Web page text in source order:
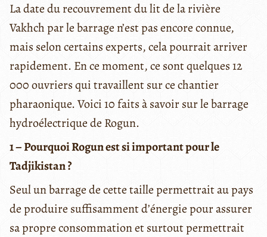
La date du recouvrement du lit de la rivière
Vakhch par le barrage n’est pas encore connue,
mais selon certains experts, cela pourrait arriver
rapidement. En ce moment, ce sont quelques 12
000 ouvriers qui travaillent sur ce chantier
pharaonique. Voici 10 faits à savoir sur le barrage
hydroélectrique de Rogun.
1 – Pourquoi Rogun est si important pour le
Tadjikistan ?
Seul un barrage de cette taille permettrait au pays
de produire suffisamment d’énergie pour assurer
sa propre consommation et surtout permettrait